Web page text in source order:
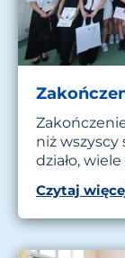
niż wszyscy
działo,
Czytaj